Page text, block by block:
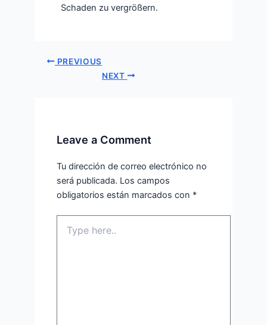
Schaden zu vergrößern.
PREVIOUS
NEXT
Leave a Comment
Tu dirección de correo electrónico no
será publicada. Los campos
obligatorios están marcados con *
here..